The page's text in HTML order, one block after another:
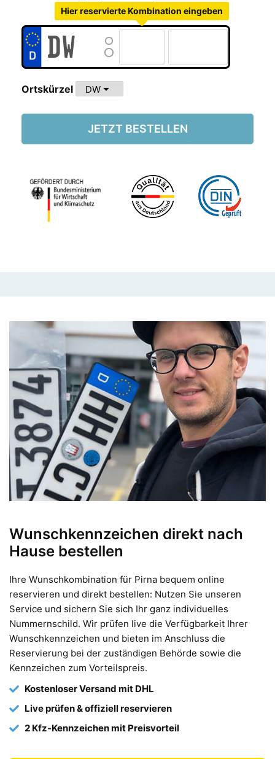
Hier reservierte Kombination eingeben
Ortskürzel arrow_drop_down
JETZT BESTELLEN
Wunschkennzeichen direkt nach
Hause bestellen
Ihre Wunschkombination für Pirna bequem online
reservieren und direkt bestellen: Nutzen Sie unseren
Service und sichern Sie sich Ihr ganz individuelles
Nummernschild. Wir prüfen live die Verfügbarkeit Ihrer
Wunschkennzeichen und bieten im Anschluss die
Reservierung bei der zuständigen Behörde sowie die
Kennzeichen zum Vorteilspreis.
Kostenloser Versand mit DHL
Live prüfen & offiziell reservieren
2 Kfz-Kennzeichen mit Preisvorteil